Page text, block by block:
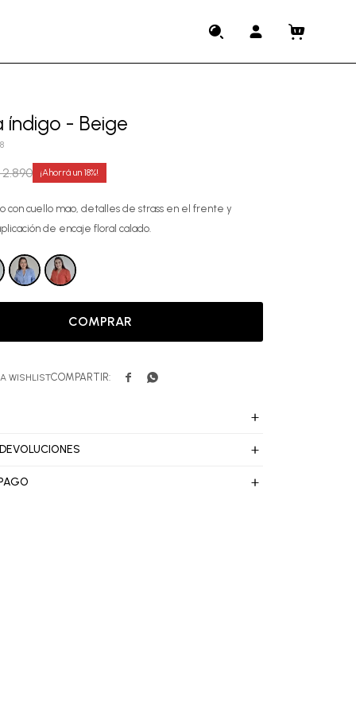
índigo - Beige
2.890 18
con cuello mao, detalles de strass en el frente y
de encaje floral calado.
COMPRAR
 